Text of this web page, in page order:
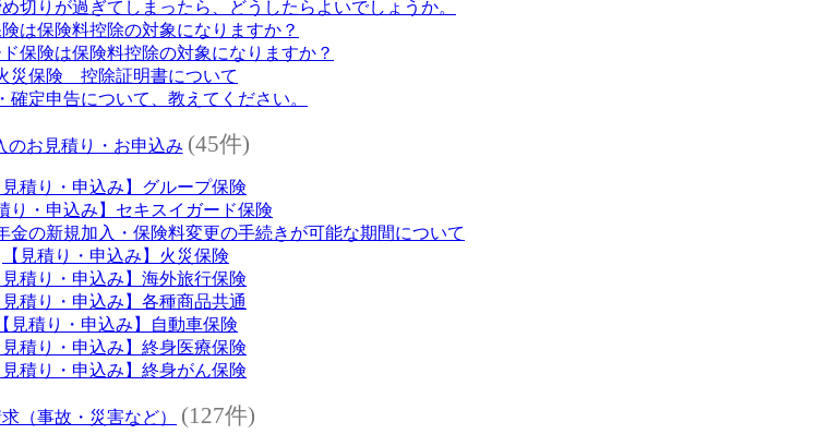
切りが過ぎてしまったら、どうしたらよいでしょうか。
は保険料控除の対象になりますか？
保険は保険料控除の対象になりますか？
災保険 控除証明書について
確定申告について、教えてください。
のお見積り・お申込み (45件)
見積り・申込み】グループ保険
り・申込み】セキスイガード保険
金の新規加入・保険料変更の手続きが可能な期間について
【見積り・申込み】火災保険
見積り・申込み】海外旅行保険
見積り・申込み】各種商品共通
【見積り・申込み】自動車保険
見積り・申込み】終身医療保険
見積り・申込み】終身がん保険
（事故・災害など） (127件)